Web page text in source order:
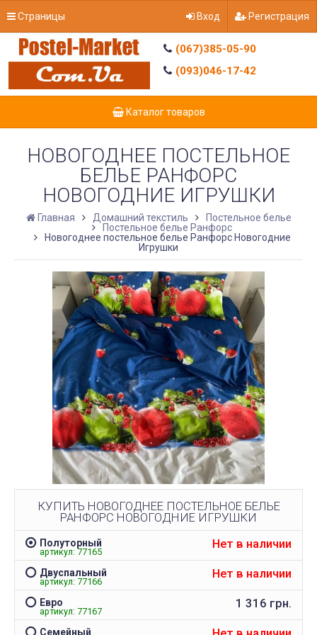
Страницы Вход Регистрация
(067)385-05-90
(093)046-17-42
Каталог товаров
НОВОГОДНЕЕ ПОСТЕЛЬНОЕ
БЕЛЬЕ РАНФОРС
НОВОГОДНИЕ ИГРУШКИ
Главная Домашний текстиль
Постельное белье
Постельное белье Ранфорс
Новогоднее постельное белье Ранфорс Новогодние
Игрушки
КУПИТЬ НОВОГОДНЕЕ ПОСТЕЛЬНОЕ БЕЛЬЕ
РАНФОРС НОВОГОДНИЕ ИГРУШКИ
Полуторный
артикул: 77165
Нет в наличии
Двуспальный
артикул: 77166
Нет в наличии
Евро
артикул: 77167
1 316 грн.
Семейный